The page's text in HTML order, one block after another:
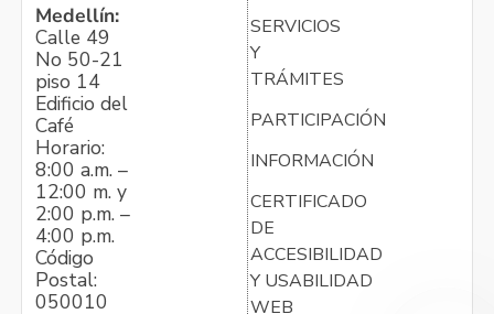
Medellín:
Calle 49
No 50-21
piso 14
Edificio del
Café
Horario:
8:00 a.m. –
12:00 m. y
2:00 p.m. –
4:00 p.m.
Código
Postal:
050010
SERVICIOS
Y
TRÁMITES
PARTICIPACIÓN
INFORMACIÓN
CERTIFICADO
DE
ACCESIBILIDAD
Y USABILIDAD
WEB